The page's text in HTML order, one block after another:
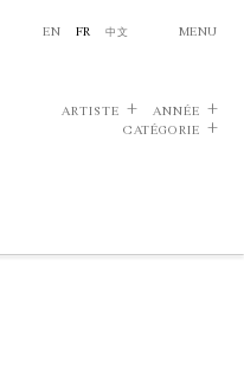
EN FR 中文 MENU
ARTISTE
ANNÉE
CATÉGORIE